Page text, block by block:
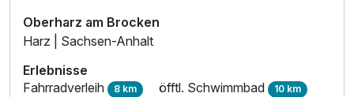
Oberharz am Brocken
Harz | Sachsen-Anhalt
Erlebnisse
Fahrradverleih 8 km öfftl. Schwimmbad 10 km